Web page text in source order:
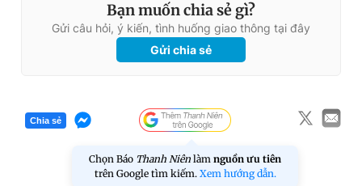
Bạn muốn chia sẻ gì?
Gửi câu hỏi, ý kiến, tình huống giao thông tại đây
Gửi chia sẻ
Chia sẻ
Chọn Báo Thanh Niên làm nguồn ưu tiên
trên Google tìm kiếm. Xem hướng dẫn.